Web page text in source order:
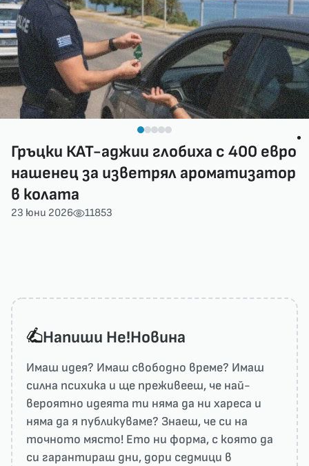
Гръцки КАТ-аджии глобиха с 400 евро
нашенец за изветрял ароматизатор
в колата
23 юни 2026 11853
Напиши He!Новина
Имаш идея? Имаш свободно време? Имаш
силна психика и ще преживееш, че най-
вероятно идеята ти няма да ни харесa и
няма да я публикуваме? Знаеш, че си на
точното място! Ето ни форма, с която да
си гарантираш дни, дори седмици в